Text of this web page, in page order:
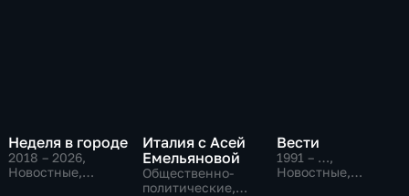
Неделя в городе
2018 – 2026,
Новостные,
Италия с Асей
Емельяновой
Общественно-
политические,
Вести
1991 – …,
Новостные,